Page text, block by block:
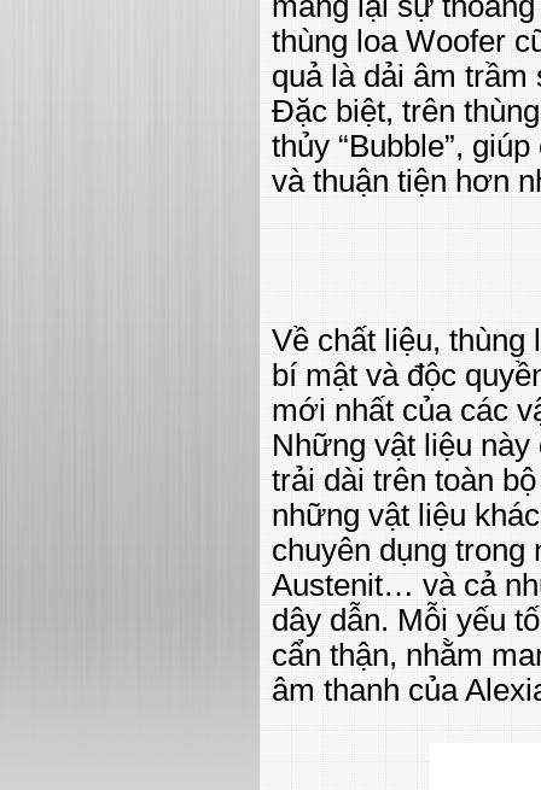
thùng loa Woofer
quả là dải âm
Đặc biệt, trên
thủy “Bubble”,
và thuận tiện hơn
Về chất liệu,
bí mật và độc
mới nhất của các
Những vật liệu
trải dài trên toàn
những vật liệu
chuyên dụng trong
Austenit… và cả
dây dẫn. Mỗi yếu
cẩn thận, nhằm
âm thanh của